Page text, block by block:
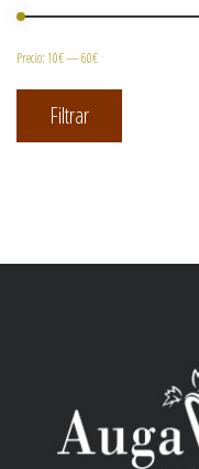
Precio
mínimo
Precio
máximo
Filtrar
Precio:10€—60€